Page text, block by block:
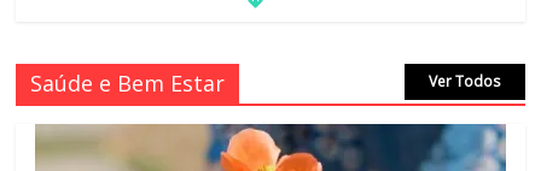
VALE A PENA CULTIVAR A GENTILEZA?
No Comments
Saúde e Bem Estar Ver Todos